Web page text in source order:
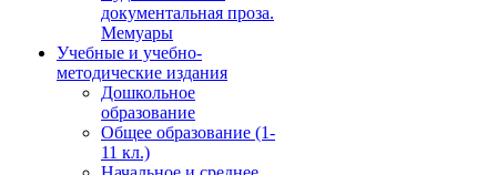
документальная проза.
Мемуары
Учебные и учебно-
методические издания
Дошкольное
образование
Общее образование (1-
11 кл.)